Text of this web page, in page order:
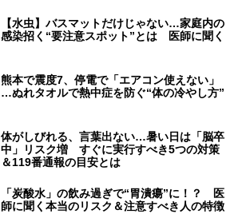
【水虫】バスマットだけじゃない…家庭内の
感染招く“要注意スポット”とは 医師に聞く
熊本で震度7、停電で「エアコン使えない」
…ぬれタオルで熱中症を防ぐ“体の冷やし方”
体がしびれる、言葉出ない…暑い日は「脳卒
中」リスク増 すぐに実行すべき5つの対策
＆119番通報の目安とは
「炭酸水」の飲み過ぎで“胃潰瘍”に！？ 医
師に聞く本当のリスク＆注意すべき人の特徴